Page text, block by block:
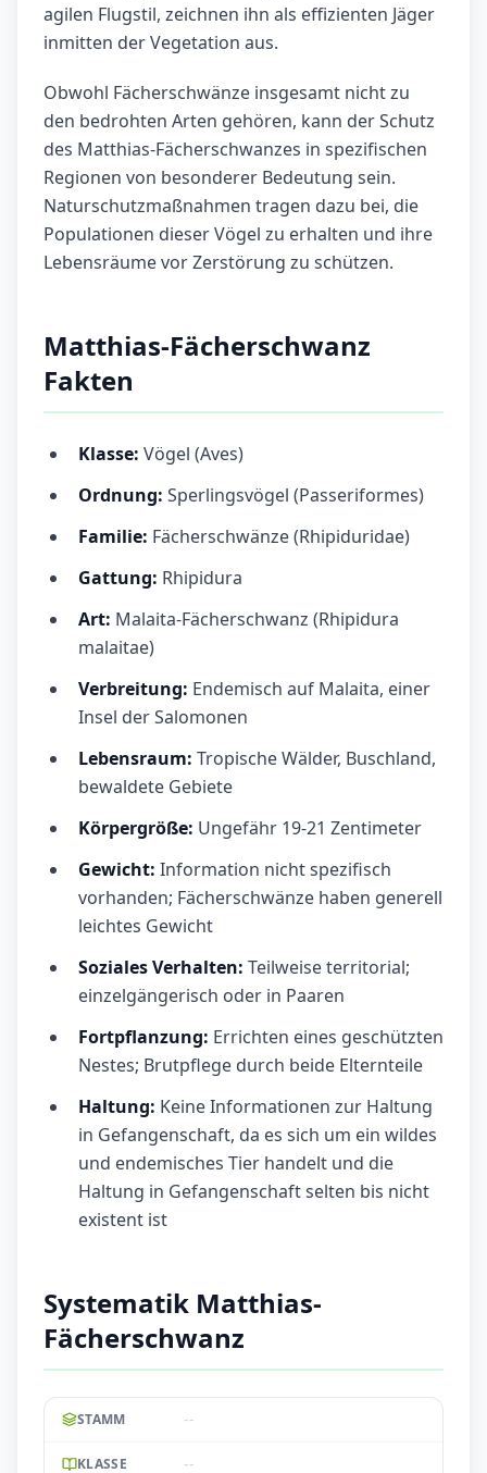
agilen Flugstil, zeichnen ihn als effizienten Jäger
inmitten der Vegetation aus.
Obwohl Fächerschwänze insgesamt nicht zu
den bedrohten Arten gehören, kann der Schutz
des Matthias-Fächerschwanzes in spezifischen
Regionen von besonderer Bedeutung sein.
Naturschutzmaßnahmen tragen dazu bei, die
Populationen dieser Vögel zu erhalten und ihre
Lebensräume vor Zerstörung zu schützen.
Matthias-Fächerschwanz
Fakten
Klasse: Vögel (Aves)
Ordnung: Sperlingsvögel (Passeriformes)
Familie: Fächerschwänze (Rhipiduridae)
Gattung: Rhipidura
Art: Malaita-Fächerschwanz (Rhipidura
malaitae)
Verbreitung: Endemisch auf Malaita, einer
Insel der Salomonen
Lebensraum: Tropische Wälder, Buschland,
bewaldete Gebiete
Körpergröße: Ungefähr 19-21 Zentimeter
Gewicht: Information nicht spezifisch
vorhanden; Fächerschwänze haben generell
leichtes Gewicht
Soziales Verhalten: Teilweise territorial;
einzelgängerisch oder in Paaren
Fortpflanzung: Errichten eines geschützten
Nestes; Brutpflege durch beide Elternteile
Haltung: Keine Informationen zur Haltung
in Gefangenschaft, da es sich um ein wildes
und endemisches Tier handelt und die
Haltung in Gefangenschaft selten bis nicht
existent ist
Systematik Matthias-
Fächerschwanz
STAMM --
KLASSE --